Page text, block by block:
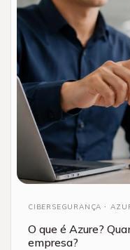
CIBERSEGURANÇA
O que é Azure?
empresa?